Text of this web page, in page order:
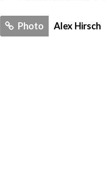
Photo Alex Hirsch